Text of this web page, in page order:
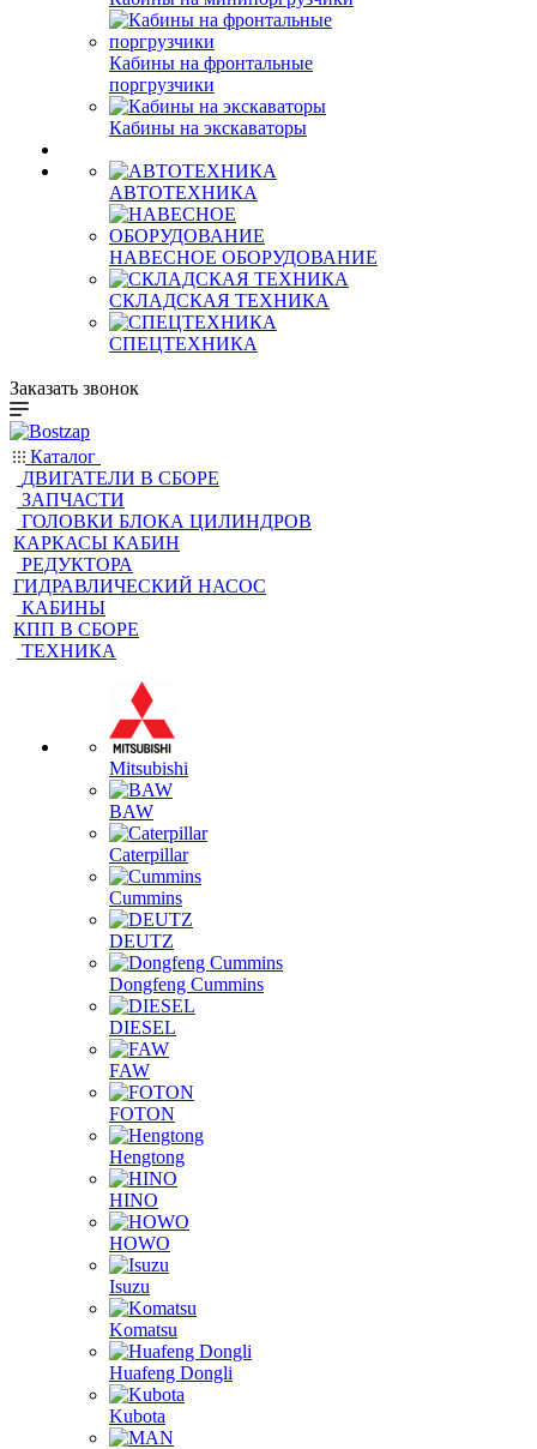
Кабины на фронтальные
поргрузчики
Кабины на экскаваторы
НАВЕСНОЕ ОБОРУДОВАНИЕ
СКЛАДСКАЯ ТЕХНИКА
СПЕЦТЕХНИКА
Заказать звонок
Каталог
ДВИГАТЕЛИ В СБОРЕ
ЗАПЧАСТИ
ГОЛОВКИ БЛОКА ЦИЛИНДРОВ
КАРКАСЫ КАБИН
РЕДУКТОРА
ГИДРАВЛИЧЕСКИЙ НАСОС
КАБИНЫ
КПП В СБОРЕ
ТЕХНИКА
Mitsubishi
BAW
Caterpillar
Cummins
DEUTZ
Dongfeng Cummins
DIESEL
FAW
FOTON
Hengtong
HINO
HOWO
Isuzu
Komatsu
Huafeng Dongli
Kubota
MAN
Mercedes benz